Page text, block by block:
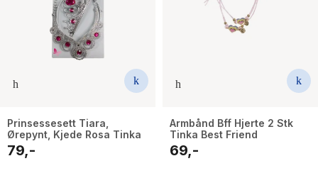
Prinsessesett Tiara,
Ørepynt, Kjede Rosa Tinka
79,-
Armbånd Bff Hjerte 2 Stk
Tinka Best Friend
69,-